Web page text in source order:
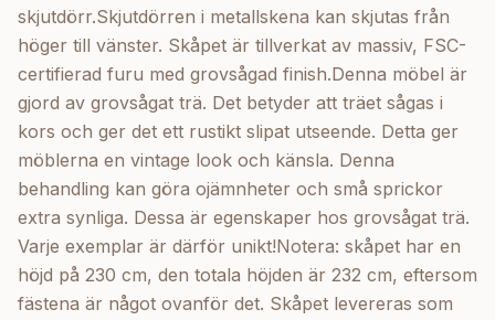
skjutdörr.Skjutdörren i metallskena kan skjutas från
höger till vänster. Skåpet är tillverkat av massiv, FSC-
certifierad furu med grovsågad finish.Denna möbel är
gjord av grovsågat trä. Det betyder att träet sågas i
kors och ger det ett rustikt slipat utseende. Detta ger
möblerna en vintage look och känsla. Denna
behandling kan göra ojämnheter och små sprickor
extra synliga. Dessa är egenskaper hos grovsågat trä.
Varje exemplar är därför unikt!Notera: skåpet har en
höjd på 230 cm, den totala höjden är 232 cm, eftersom
fästena är något ovanför det. Skåpet levereras som